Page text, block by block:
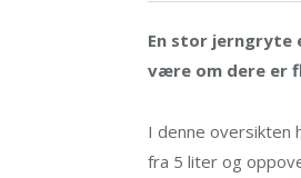
En stor jerngryte
være om dere er
I denne oversikten
fra 5 liter og